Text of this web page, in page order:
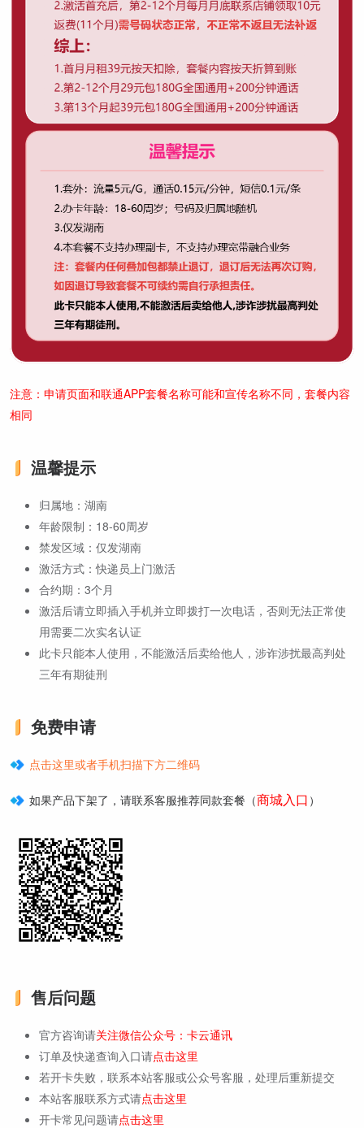
注意：申请页面和联通APP套餐名称可能和宣传名称不同，套餐内容
相同
温馨提示
归属地：湖南
年龄限制：18-60周岁
禁发区域：仅发湖南
激活方式：快递员上门激活
合约期：3个月
激活后请立即插入手机并立即拨打一次电话，否则无法正常使
用需要二次实名认证
此卡只能本人使用，不能激活后卖给他人，涉诈涉扰最高判处
三年有期徒刑
免费申请
点击这里或者手机扫描下方二维码
如果产品下架了，请联系客服推荐同款套餐（商城入口 ）
售后问题
官方咨询请关注微信公众号：卡云通讯
订单及快递查询入口请点击这里
若开卡失败，联系本站客服或公众号客服，处理后重新提交
本站客服联系方式请点击这里
开卡常见问题请点击这里